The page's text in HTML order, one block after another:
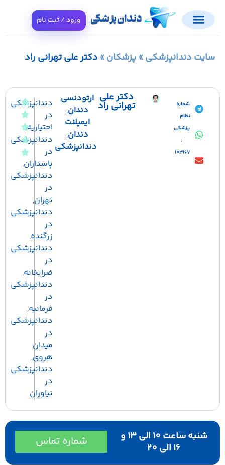
ورود / ثبت نام
دندانپزشکی»پزشکان»دکتر علی تهرانی راد
شماره
دکتر علی
تهرانی راد
ارتودنسی
دندان ,
ایمپلنت
,
دندانپزشکی
دندانپزشکی
در
اختیاریه,
دندانپزشکی
در
پاسداران,
دندانپزشکی
دندانپزشکی
زرگنده,
دندانپزشکی
ضرابخانه,
دندانپزشکی
فرمانیه,
دندانپزشکی
دندانپزشکی
نیاوران
شنبه ساعت 10 الی 13 و
شماره تماس